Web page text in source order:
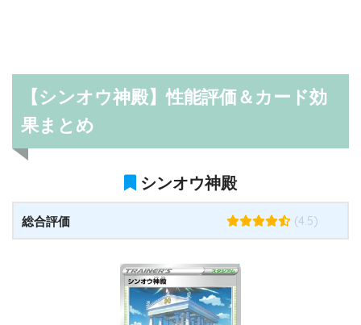
【シンオウ神殿】性能評価＆カード効
果まとめ
シンオウ神殿
総合評価 (4.5)